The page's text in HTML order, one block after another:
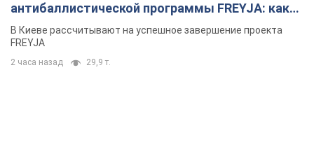
антибаллистической программы FREYJA: какие
решения готовятся
В Киеве рассчитывают на успешное завершение проекта
FREYJA
2 часа назад 29,9 т.